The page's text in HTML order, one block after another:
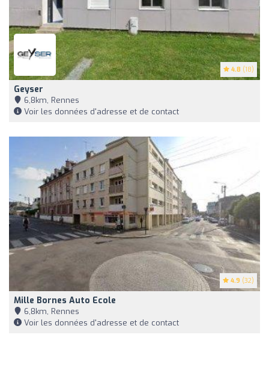
4.8 (18)
Geyser
6,8km, Rennes
Voir les données d'adresse et de contact
4.9 (32)
Mille Bornes Auto Ecole
6,8km, Rennes
Voir les données d'adresse et de contact